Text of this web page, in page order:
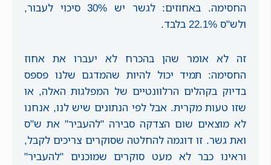
החסימה. באחוזים: לגשר יש 30% סיכוי לעבור,
ולש"ס 22.1% בלבד.
זה לא אומר שהן בהכרח לא יעברו את אחוז
החסימה: תמיד יכול להיות שהמדגם שלנו פספס
בדיוק בקהלים הרלוונטיים של המפלגות האלה, או
שזו טעות מקרית. אבל לפי הנתונים שיש לנו, אנחנו
לא מוצאים שום הצדקה סבירה "להעביר" את ש"ס
ואת גשר. זו דוגמה להחלטה שסוקרים צריכים לקבל,
וראינו כבר לא מעט סוקרים שמוכנים "להעביר"